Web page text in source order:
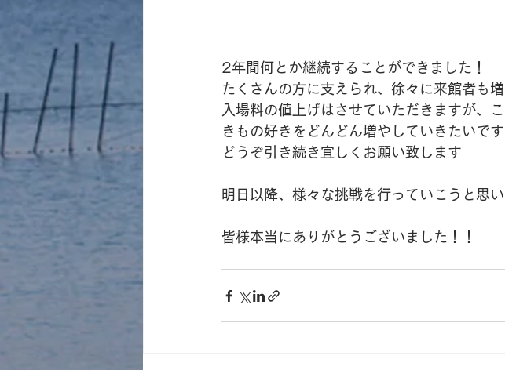
2年間何とか継続することができました！
たくさんの方に支えられ、徐々に来館者も
入場料の値上げはさせていただきますが、
きもの好きをどんどん増やしていきたいです
どうぞ引き続き宜しくお願い致します
明日以降、様々な挑戦を行っていこうと思
皆様本当にありがとうございました！！